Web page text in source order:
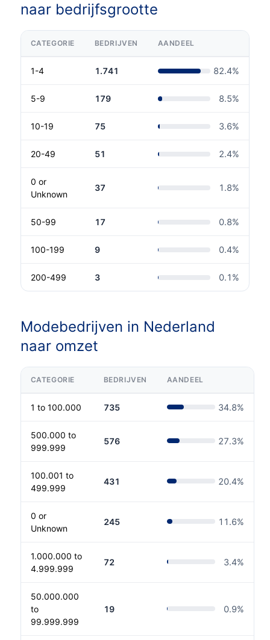
naar bedrijfsgrootte
CATEGORIE BEDRIJVEN AANDEEL
1-4 1.741 82.4%
5-9 179 8.5%
10-19 75 3.6%
20-49 51 2.4%
0 or
Unknown
37 1.8%
50-99 17 0.8%
100-199 9 0.4%
200-499 3 0.1 %
Modebedrijven in Nederland
naar omzet
CATEGORIE BEDRIJVEN AANDEEL
1 to 100.000 735 34.8%
500.000 to
999.999
576 27.3%
100.001 to
499.999
431 20.4%
0 or
Unknown
245 11.6%
1.000.000 to
4.999.999
72 3.4%
50.000.000
to
99.999.999
19 0.9%